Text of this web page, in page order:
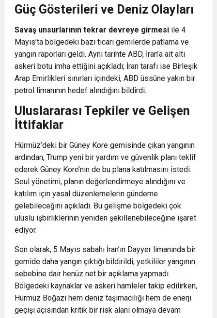
Güç Gösterileri ve Deniz Olayları
Savaş unsurlarının tekrar devreye girmesi ile 4
Mayıs’ta bölgedeki bazı ticari gemilerde patlama ve
yangın raporları geldi. Aynı tarihte ABD, İran’a ait altı
askeri botu imha ettiğini açıkladı; İran tarafı ise Birleşik
Arap Emirlikleri sınırları içindeki, ABD üssüne yakın bir
petrol limanının hedef alındığını bildirdi.
Uluslararası Tepkiler ve Gelişen
İttifaklar
Hürmüz’deki bir Güney Kore gemisinde çıkan yangının
ardından, Trump yeni bir yardım ve güvenlik planı teklif
ederek Güney Kore’nin de bu plana katılmasını istedi.
Seul yönetimi, planın değerlendirmeye alındığını ve
katılım için yasal düzenlemelerin gündeme
gelebileceğini açıkladı. Bu gelişme bölgedeki çok
uluslu işbirliklerinin yeniden şekillenebileceğine işaret
ediyor.
Son olarak, 5 Mayıs sabahı İran’ın Dayyer limanında bir
gemide daha yangın çıktığı bildirildi; yetkililer yangının
sebebine dair henüz net bir açıklama yapmadı.
Bölgedeki kaynaklar ve askeri hamleler takip edilirken,
Hürmüz Boğazı hem deniz taşımacılığı hem de enerji
geçişi açısından kritik bir risk alanı olmaya devam